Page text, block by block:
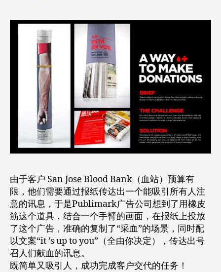
由于客户 San Jose Blood Bank（血站）预算有
限，他们需要通过报纸传达出一个能吸引所有人注
意的讯息，于是Publimark广告公司想到了用橡皮
筋这个道具，结合一个手臂的画面，在报纸上投放
了这个广告，准确的复制了“采血”的场景，同时配
以文案“it ’s up to you”（全由你决定），传达出号
召人们献血的讯息。
既简单又吸引人，成功完成客户交代的任务！